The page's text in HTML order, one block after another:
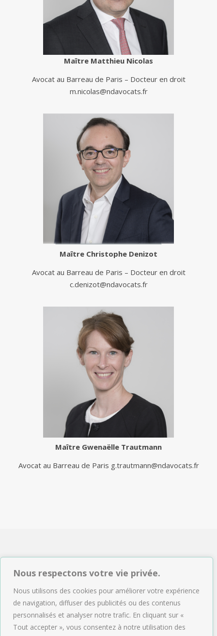
Nous respectons votre vie privée.
Nous utilisons des cookies pour améliorer votre expérience
de navigation, diffuser des publicités ou des contenus
personnalisés et analyser notre trafic. En cliquant sur «
Tout accepter », vous consentez à notre utilisation des
Maître Matthieu Nicolas
Avocat au Barreau de Paris – Docteur en droit
m.nicolas@ndavocats.fr
Maître Christophe Denizot
Avocat au Barreau de Paris – Docteur en droit
c.denizot@ndavocats.fr
Maître Gwenaëlle Trautmann
Avocat au Barreau de Paris g.trautmann@ndavocats.fr
NDAVOCATS Associés
Tél : 01.47.04.09.43
Email :accueil@ndavocats.fr